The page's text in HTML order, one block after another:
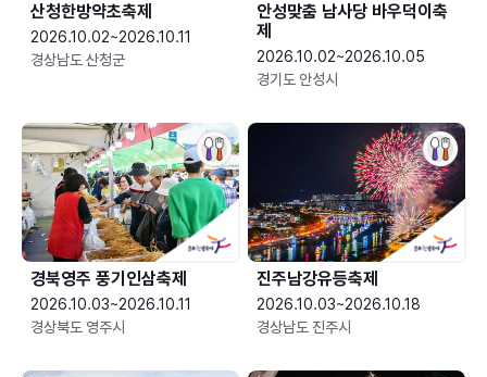
산청한방약초축제
2026.10.02~2026.10.11
경상남도 산청군
안성맞춤 남사당 바우덕이축
제
2026.10.02~2026.10.05
경기도 안성시
경북영주 풍기인삼축제
2026.10.03~2026.10.11
경상북도 영주시
진주남강유등축제
2026.10.03~2026.10.18
경상남도 진주시